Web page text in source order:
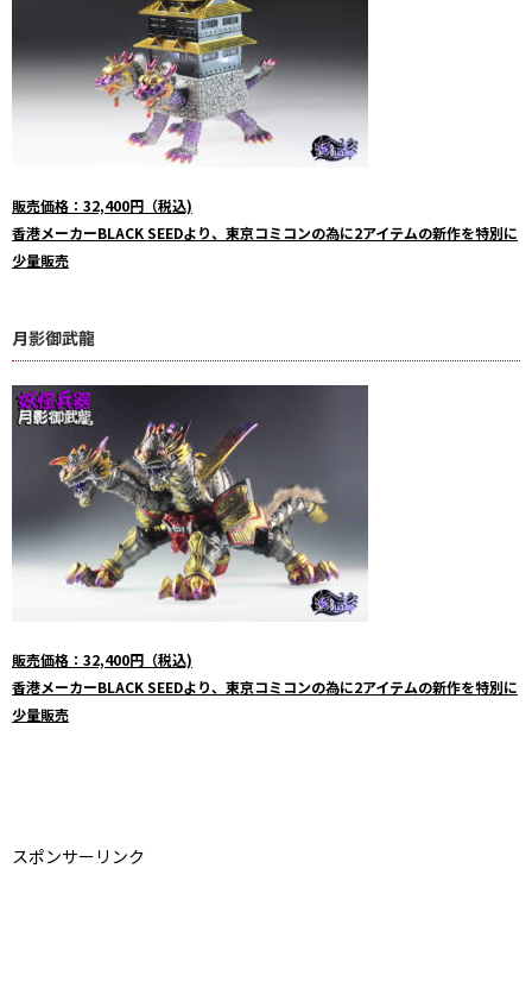
販売価格：32,400円（税込)
香港メーカーBLACK SEEDより、東京コミコンの為に2アイテムの新作を特別に
少量販売
月影御武龍
販売価格：32,400円（税込)
香港メーカーBLACK SEEDより、東京コミコンの為に2アイテムの新作を特別に
少量販売
スポンサーリンク